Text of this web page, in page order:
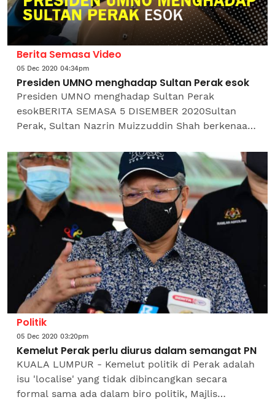
Berita Semasa Video
05 Dec 2020 04:34pm
Presiden UMNO menghadap Sultan Perak esok
Presiden UMNO menghadap Sultan Perak
esokBERITA SEMASA 5 DISEMBER 2020Sultan
Perak, Sultan Nazrin Muizzuddin Shah berkenaan
Dr Ahmad Zahid Hamidi esok di...
Politik
05 Dec 2020 03:20pm
Kemelut Perak perlu diurus dalam semangat PN
KUALA LUMPUR - Kemelut politik di Perak adalah
isu 'localise' yang tidak dibincangkan secara
formal sama ada dalam biro politik, Majlis